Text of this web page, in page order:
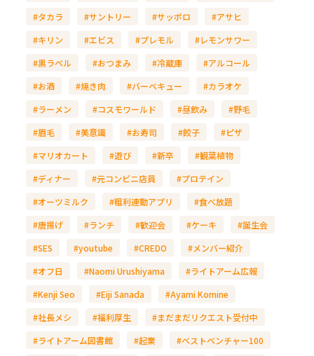
#タカラ
#サントリー #サッポロ
#アサヒ
#キリン
#エビス #プレモル
#レモンサワー
#黒ラベル
#おつまみ #冷蔵庫
#アルコール
#お酒
#焼き肉 #バーベキュー
#カラオケ
#ラーメン
#コスモワールド #昼飲み
#野毛
#眉毛
#美意識 #お寿司 #餃子
#ピザ
#マリオカート
#遊び #新卒
#観葉植物
#ディナー
#元コンビニ店員
#プロテイン
#オーツミルク
#粗利連動アプリ
#食べ放題
#唐揚げ
#ランチ #歓迎会 #ケーキ
#誕生会
#SES
#youtube #CREDO
#メンバー紹介
#オフ日
#Naomi Urushiyama
#ライトアーム広報
#Kenji Seo
#Eiji Sanada
#Ayami Komine
#社長メシ
#福利厚生
#まだまだリクエスト受付中
#ライトアーム図書館
#起業
#ベストベンチャー100